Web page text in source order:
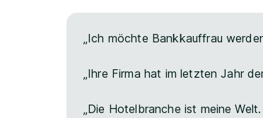
„Ich möchte Bankkauffrau
„Ihre Firma hat im letzten Jahr
„Die Hotelbranche ist meine